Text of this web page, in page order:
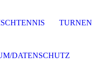
TURNEN
DATENSCHUTZ